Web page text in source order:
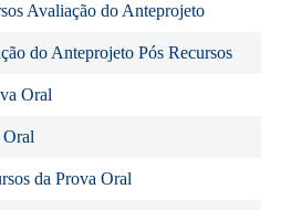
Avaliação do Anteprojeto
do Anteprojeto Pós Recursos
Oral
Oral
da Prova Oral